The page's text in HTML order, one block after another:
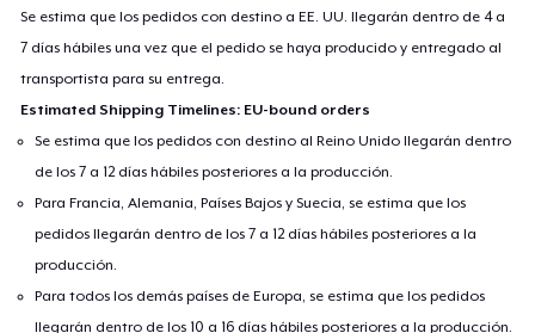
Se estima que los pedidos con destino a EE. UU. llegarán dentro de 4 a
7 días hábiles una vez que el pedido se haya producido y entregado al
transportista para su entrega.
Estimated Shipping Timelines: EU-bound orders
Se estima que los pedidos con destino al Reino Unido llegarán dentro
de los 7 a 12 días hábiles posteriores a la producción.
Para Francia, Alemania, Países Bajos y Suecia, se estima que los
pedidos llegarán dentro de los 7 a 12 días hábiles posteriores a la
producción.
Para todos los demás países de Europa, se estima que los pedidos
llegarán dentro de los 10 a 16 días hábiles posteriores a la producción.